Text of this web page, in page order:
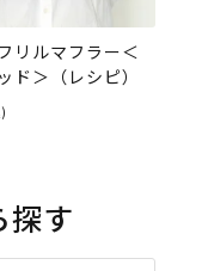
リルマフラー＜
ド＞（レシピ）
探す